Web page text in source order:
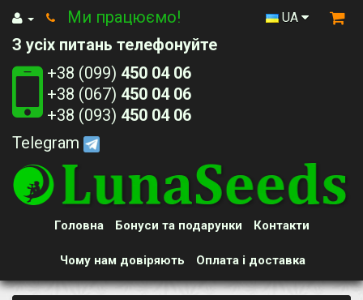
UA
Ми працюємо!
З усіх питань телефонуйте
+38 (099) 450 04 06
+38 (067) 450 04 06
+38 (093) 450 04 06
Telegram
Головна
Чому нам довіряють
Контакти
Бонуси та подарунки
Оплата і доставка